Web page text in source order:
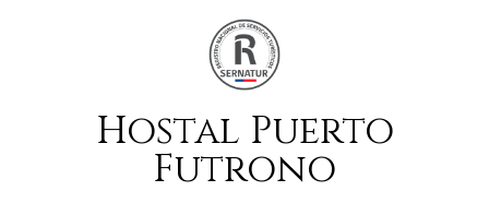
Hostal Puerto
Futrono